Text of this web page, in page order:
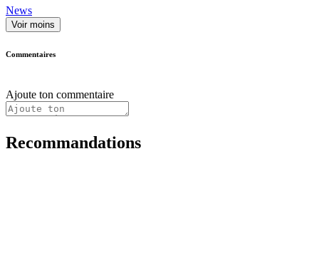
News
Voir moins
Commentaires
Ajoute ton commentaire
Recommandations